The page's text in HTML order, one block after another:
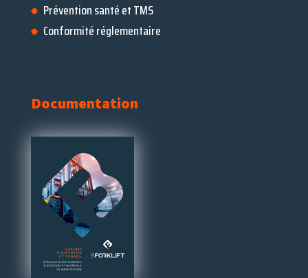
Prévention santé et TMS
Conformité réglementaire
Documentation